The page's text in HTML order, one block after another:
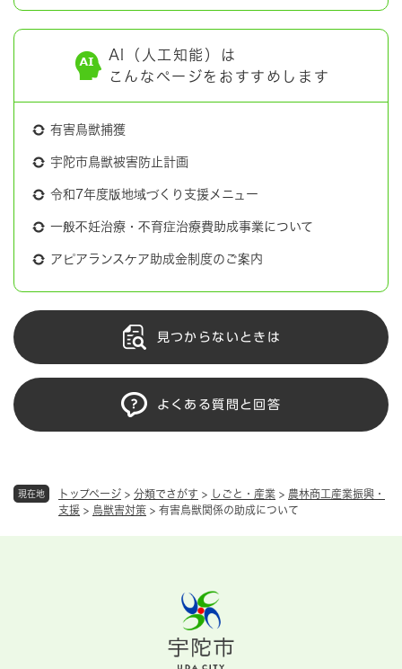
現在地 トップページ > 分類でさがす > しごと・産業 > 農林商工産業振興・
支援 > 鳥獣害対策 > 有害鳥獣関係の助成について
AI（人工知能）は
こんなページをおすすめします
有害鳥獣捕獲
宇陀市鳥獣被害防止計画
令和7年度版地域づくり支援メニュー
一般不妊治療・不育症治療費助成事業について
アピアランスケア助成金制度のご案内
見つからないときは
よくある質問と回答